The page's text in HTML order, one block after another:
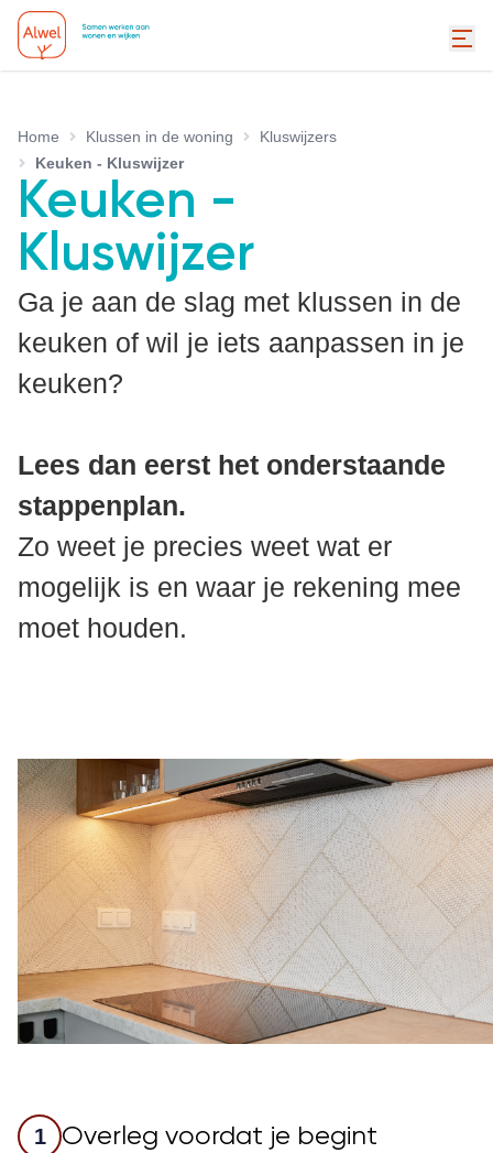
Home Klussen in de woning
Kluswijzers
Keuken - Kluswijzer
Keuken -
Kluswijzer
Ga je aan de slag met klussen in de
keuken of wil je iets aanpassen in je
keuken?
Lees dan eerst het onderstaande
stappenplan.
Zo weet je precies weet wat er
mogelijk is en waar je rekening mee
moet houden.
1 Overleg voordat je begint